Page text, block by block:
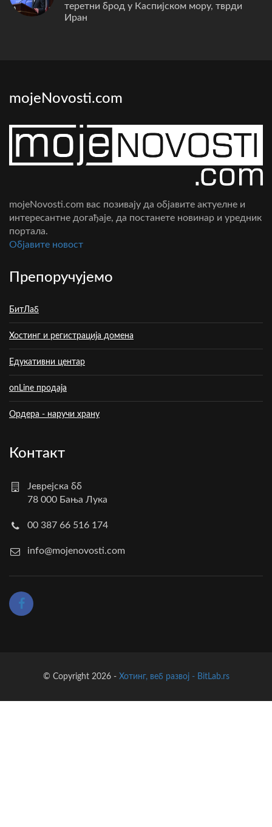
теретни брод у Каспијском мору, тврди
Иран
mojeNovosti.com
mojeNovosti.com вас позивају да објавите актуелне и
интересантне догађаје, да постанете новинар и уредник
портала.
Oбјавите новост
Препоручујемо
БитЛаб
Хостинг и регистрација домена
Едукативни центар
onLine продаја
Ордера - наручи храну
Контакт
Јеврејска бб
78 000 Бања Лука
00 387 66 516 174
info@mojenovosti.com
© Copyright 2026 - Хотинг, веб развој - BitLab.rs